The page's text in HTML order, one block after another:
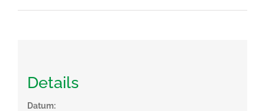
Details
Datum: